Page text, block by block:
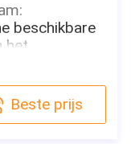
beschikbare
het
Stof
Beste prijs